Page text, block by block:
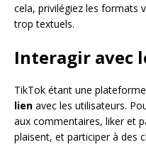
cela, privilégiez les formats
trop textuels.
Interagir avec
TikTok étant une
lien avec les utilisateurs.
aux commentaires, liker et
plaisent, et participer à des